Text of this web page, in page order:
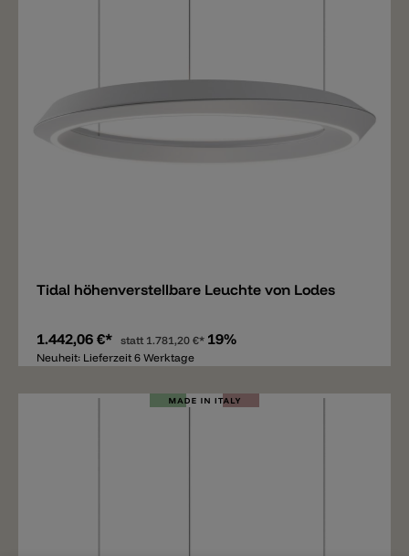
Tidal höhenverstellbare Leuchte von Lodes
1.442,06 €* statt 1.781,20 €* 19%
Neuheit: Lieferzeit 6 Werktage